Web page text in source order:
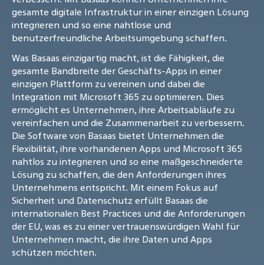
gesamte digitale Infrastruktur in einer einzigen Lösung
integrieren und so eine nahtlose und
benutzerfreundliche Arbeitsumgebung schaffen.
Was Basaas einzigartig macht, ist die Fähigkeit, die
gesamte Bandbreite der Geschäfts-Apps in einer
einzigen Plattform zu vereinen und dabei die
Integration mit Microsoft 365 zu optimieren. Dies
ermöglicht es Unternehmen, ihre Arbeitsabläufe zu
vereinfachen und die Zusammenarbeit zu verbessern.
Die Software von Basaas bietet Unternehmen die
Flexibilität, ihre vorhandenen Apps und Microsoft 365
nahtlos zu integrieren und so eine maßgeschneiderte
Lösung zu schaffen, die den Anforderungen ihres
Unternehmens entspricht. Mit einem Fokus auf
Sicherheit und Datenschutz erfüllt Basaas die
internationalen Best Practices und die Anforderungen
der EU, was es zu einer vertrauenswürdigen Wahl für
Unternehmen macht, die ihre Daten und Apps
schützen möchten.